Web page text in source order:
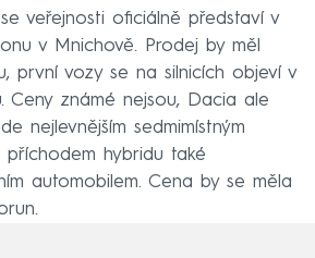
se veřejnosti oficiálně představí v
v Mnichově. Prodej by měl
první vozy se na silnicích objeví v
Ceny známé nejsou, Dacia ale
nejlevnějším sedmimístným
hybridu také
automobilem. Cena by se měla